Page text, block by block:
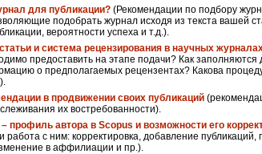
для публикации? (Рекомендации по подбору
подобрать журнал исходя из текста вашей
вероятности успеха и т.д.).
и система рецензирования в научных
предоставить на этапе подачи? Как
о предполагаемых рецензентах? Какова
в продвижении своих публикаций
их востребованности).
профиль автора в Scopus и возможности его
с ним: корректировка, добавление публикаций,
в аффилиации и пр.).